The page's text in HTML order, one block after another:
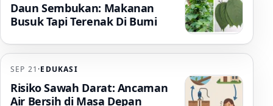
Daun Sembukan: Makanan
Busuk Tapi Terenak Di Bumi
SEP 21 ·EDUKASI
Risiko Sawah Darat: Ancaman
Air Bersih di Masa Depan